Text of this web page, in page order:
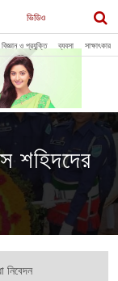
ভিডিও
বিজ্ঞান ও প্রযুক্তি ব্যবসা সাক্ষাৎকার
শহিদদের
নিবেদন